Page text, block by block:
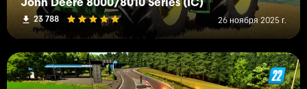
John Deere 8000/8010 Series (IC)
23 788 26 ноября 2025 г.